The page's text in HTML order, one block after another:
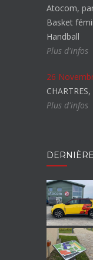
Atocom,
Basket
Handball
Plus d'infos
26
Plus d'infos